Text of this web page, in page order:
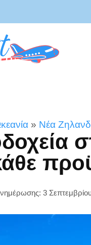
» Νέα
3